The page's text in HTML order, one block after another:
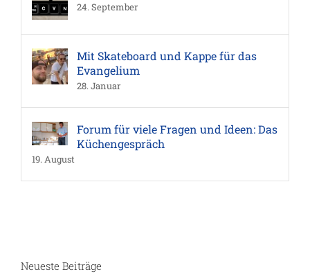
24. September
Mit Skateboard und Kappe für das
Evangelium
28. Januar
Forum für viele Fragen und Ideen: Das
Küchengespräch
19. August
Neueste Beiträge